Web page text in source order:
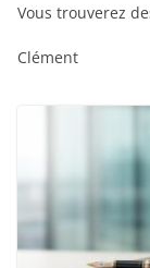
Vous trouverez
Clément